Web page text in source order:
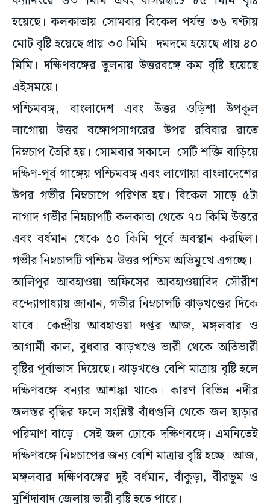
হয়েছে। কলকাতায় সোমবার বিকেল পর্যন্ত ৩৬ ঘণ্টায়
মোট বৃষ্টি হয়েছে প্রায় ৩০ মিমি। দমদমে হয়েছে প্রায় ৪০
মিমি। দক্ষিণবঙ্গের তুলনায় উত্তরবঙ্গে কম বৃষ্টি হয়েছে
এইসময়ে।
পশ্চিমবঙ্গ, বাংলাদেশ এবং উত্তর ওড়িশা উপকূল
লাগোয়া উত্তর বঙ্গোপসাগরের উপর রবিবার রাতে
নিম্নচাপ তৈরি হয়। সোমবার সকালে সেটি শক্তি বাড়িয়ে
দক্ষিণ-পূর্ব গাঙ্গেয় পশ্চিমবঙ্গ এবং লাগোয়া বাংলাদেশের
উপর গভীর নিম্নচাপে পরিণত হয়। বিকেল সাড়ে ৫টা
নাগাদ গভীর নিম্নচাপটি কলকাতা থেকে ৭০ কিমি উত্তরে
এবং বর্ধমান থেকে ৫০ কিমি পূর্বে অবস্থান করছিল।
গভীর নিম্নচাপটি পশ্চিম-উত্তর পশ্চিম অভিমুখে এগচ্ছে।
আলিপুর আবহাওয়া অফিসের আবহাওয়াবিদ সৌরীশ
বন্দ্যোপাধ্যায় জানান, গভীর নিম্নচাপটি ঝাড়খণ্ডের দিকে
যাবে। কেন্দ্রীয় আবহাওয়া দপ্তর আজ, মঙ্গলবার ও
আগামী কাল, বুধবার ঝাড়খণ্ডে ভারী থেকে অতিভারী
বৃষ্টির পূর্বাভাস দিয়েছে। ঝাড়খণ্ডে বেশি মাত্রায় বৃষ্টি হলে
দক্ষিণবঙ্গে বন্যার আশঙ্কা থাকে। কারণ বিভিন্ন নদীর
জলস্তর বৃদ্ধির ফলে সংশ্লিষ্ট বাঁধগুলি থেকে জল ছাড়ার
পরিমাণ বাড়ে। সেই জল ঢোকে দক্ষিণবঙ্গে। এমনিতেই
দক্ষিণবঙ্গে নিম্নচাপের জন্য বেশি মাত্রায় বৃষ্টি হচ্ছে। আজ,
মঙ্গলবার দক্ষিণবঙ্গের দুই বর্ধমান, বাঁকুড়া, বীরভূম ও
মুর্শিদাবাদ জেলায় ভারী বৃষ্টি হতে পারে।